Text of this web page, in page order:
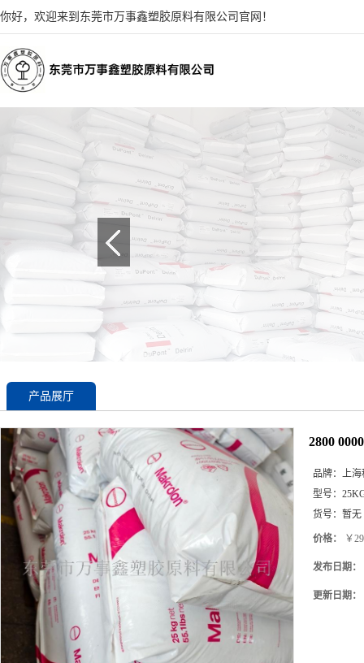
你好，欢迎来到东莞市万事鑫塑胶原料有限公司官网！
产品展厅
2800
品牌：
上
型号：
货号： 暂无
价格： ￥
发布日期：
更新日期：